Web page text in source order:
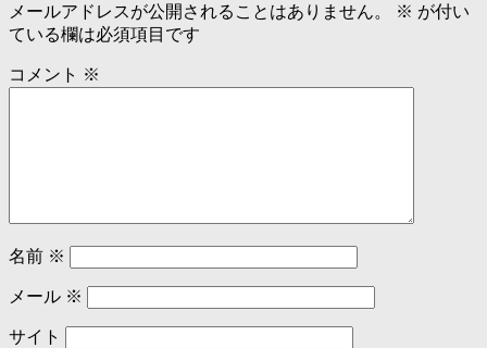
メールアドレスが公開されることはありません。 ※ が付い
ている欄は必須項目です
コメント ※
名前 ※
メール ※
サイト